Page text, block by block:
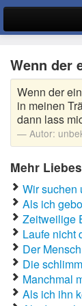
Coole
Dumme
Englische
Facebook
Wenn der
Wenn der
in meinen
dann lass
Autor:
Mehr
Wir suchen
Als ich
Zeitweilige
Laufe nicht
Der
Die
Manchmal
Als ich ihn